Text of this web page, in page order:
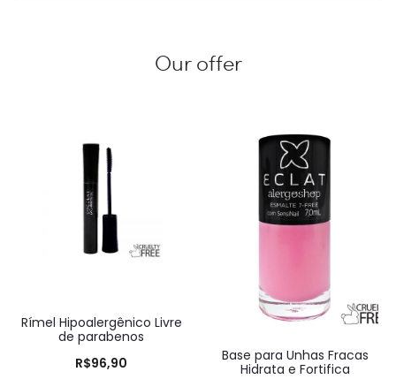
Our offer
Rímel Hipoalergênico Livre
de parabenos
R$96,90
Base para Unhas Fracas
Hidrata e Fortifica